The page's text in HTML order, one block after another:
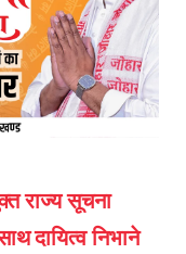
राज्य सूचना
दायित्व निभाने